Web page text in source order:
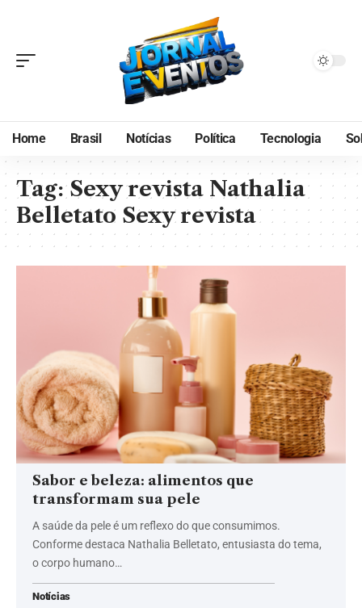
Home Brasil Notícias Política Tecnologia
Tag:Sexy revista Nathalia
Belletato Sexy revista
Sabor e beleza: alimentos que
transformam sua pele
A saúde da pele é um reflexo do que consumimos.
Conforme destaca Nathalia Belletato, entusiasta do tema,
o corpo humano…
Notícias